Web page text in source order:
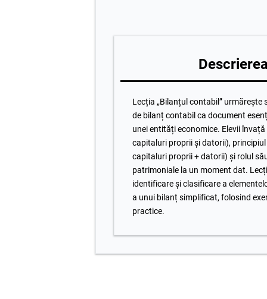
Lecția „Bilanțul contabil”
de bilanț contabil ca document
unei entități economice. Elevii
capitaluri proprii și datorii),
capitaluri proprii + datorii) și rolul
patrimoniale la un moment dat.
identificare și clasificare a
a unui bilanț simplificat, folosind
practice.